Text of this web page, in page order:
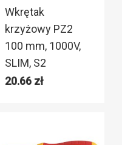
Wkrętak
krzyżowy PZ2
100 mm, 1000V,
SLIM, S2
20.66 zł